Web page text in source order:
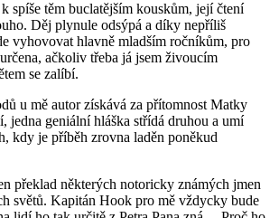
spíše těm buclatějším kouskům, její čtení
Děj plynule odsýpá a díky nepříliš
vyhovovat hlavně mladším ročníkům, pro
ačkoliv třeba já jsem živoucím
se zalíbí.
u mě autor získává za přítomnost Matky
jedna geniální hláška střídá druhou a umí
kdy je příběh zrovna laděn poněkud
překlad některých notoricky známých jmen
světů. Kapitán Hook pro mě vždycky bude